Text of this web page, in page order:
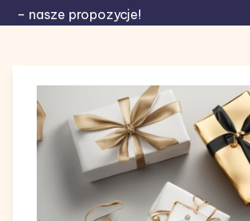
– nasze propozycje!